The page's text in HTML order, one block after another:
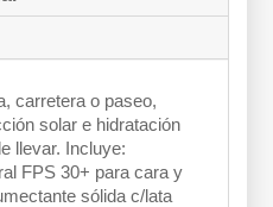
carretera o paseo,
solar e hidratación
llevar. Incluye:
FPS 30+ para cara y
sólida c/lata